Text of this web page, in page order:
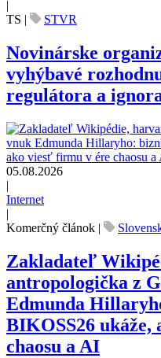
|
TS | STVR
Novinárske
vyhýbavé
regulátora a
05.08.2026
|
Internet
|
Komerčný článok |
Zakladateľ
antropologička z
Edmunda
BIKOSS26
chaosu a AI